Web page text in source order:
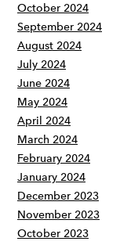
October 2024
September 2024
August 2024
July 2024
June 2024
May 2024
April 2024
March 2024
February 2024
January 2024
December 2023
November 2023
October 2023